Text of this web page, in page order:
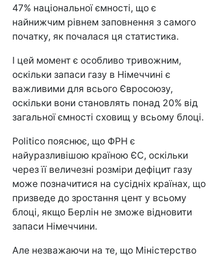
47% національної ємності, що є
найнижчим рівнем заповнення з самого
початку, як почалася ця статистика.
І цей момент є особливо тривожним,
оскільки запаси газу в Німеччині є
важливими для всього Євросоюзу,
оскільки вони становлять понад 20% від
загальної ємності сховищ у всьому блоці.
Politico пояснює, що ФРН є
найуразливішою країною ЄС, оскільки
через її величезні розміри дефіцит газу
може позначитися на сусідніх країнах, що
призведе до зростання цент у всьому
блоці, якщо Берлін не зможе відновити
запаси Німеччини.
Але незважаючи на те, що Міністерство